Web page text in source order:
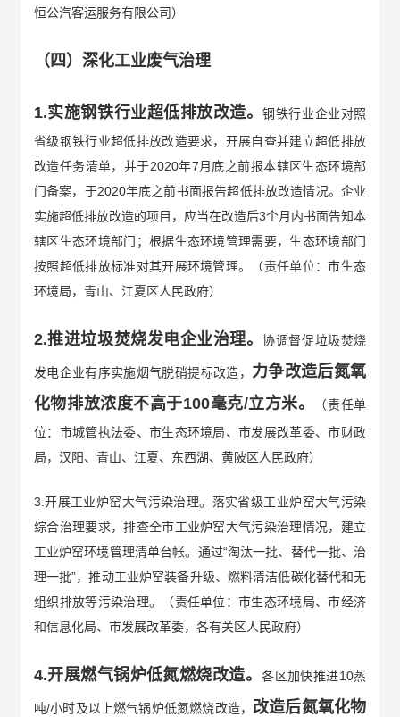
恒公汽客运服务有限公司）
（四）深化工业废气治理
1.实施钢铁行业超低排放改造。钢铁行业企业对照
省级钢铁行业超低排放改造要求，开展自查并建立超低排放
改造任务清单，并于2020年7月底之前报本辖区生态环境部
门备案，于2020年底之前书面报告超低排放改造情况。企业
实施超低排放改造的项目，应当在改造后3个月内书面告知本
辖区生态环境部门；根据生态环境管理需要，生态环境部门
按照超低排放标准对其开展环境管理。（责任单位：市生态
环境局，青山、江夏区人民政府）
2.推进垃圾焚烧发电企业治理。协调督促垃圾焚烧
发电企业有序实施烟气脱硝提标改造， 力争改造后氮氧
化物排放浓度不高于100毫克/立方米。
（责任单
位：市城管执法委、市生态环境局、市发展改革委、市财政
局，汉阳、青山、江夏、东西湖、黄陂区人民政府）
3.开展工业炉窑大气污染治理。落实省级工业炉窑大气污染
综合治理要求，排查全市工业炉窑大气污染治理情况，建立
工业炉窑环境管理清单台帐。通过“淘汰一批、替代一批、治
理一批”，推动工业炉窑装备升级、燃料清洁低碳化替代和无
组织排放等污染治理。（责任单位：市生态环境局、市经济
和信息化局、市发展改革委，各有关区人民政府）
4.开展燃气锅炉低氮燃烧改造。各区加快推进10蒸
吨/小时及以上燃气锅炉低氮燃烧改造， 改造后氮氧化物